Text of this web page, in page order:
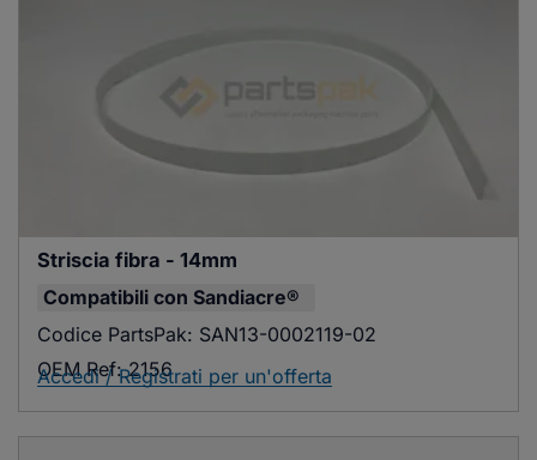
Striscia fibra - 14mm
Compatibili con Sandiacre®
Codice PartsPak: SAN13-0002119-02
OEM Ref: 2156
Accedi / Registrati per un'offerta